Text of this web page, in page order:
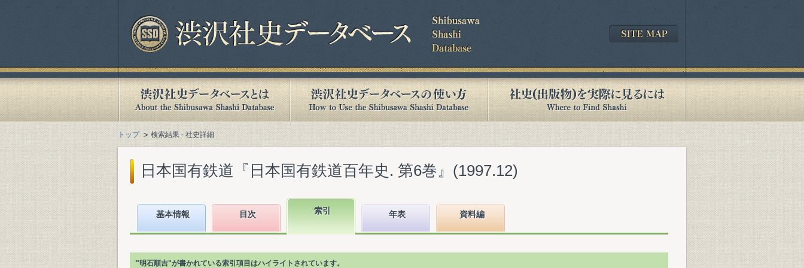
トップ 検索結果 - 社史詳細
日本国有鉄道『日本国有鉄道百年史. 第6巻』(1997.12)
基本情報 目次 索引 年表 資料編
"明石順吉"が書かれている索引項目はハイライトされています。